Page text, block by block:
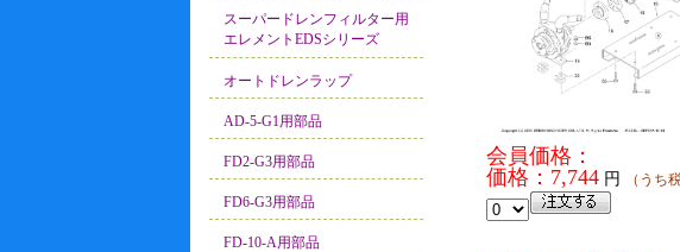
スーパードレンフィルター用
エレメントEDSシリーズ
オートドレンラップ
AD-5-G1用部品
FD2-G3用部品
FD6-G3用部品
FD-10-A用部品
会員価格：
価格：7,744 円 （うち